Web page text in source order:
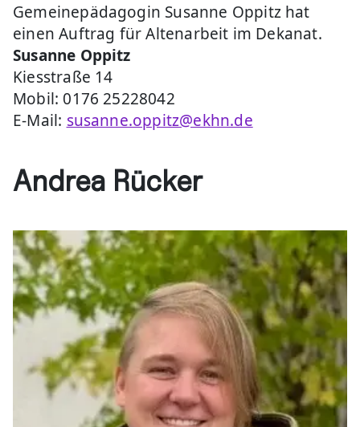
Gemeinepädagogin Susanne Oppitz hat
einen Auftrag für Altenarbeit im Dekanat.
Susanne Oppitz
Kiesstraße 14
Mobil: 0176 25228042
E-Mail: susanne.oppitz@ekhn.de
Andrea Rücker